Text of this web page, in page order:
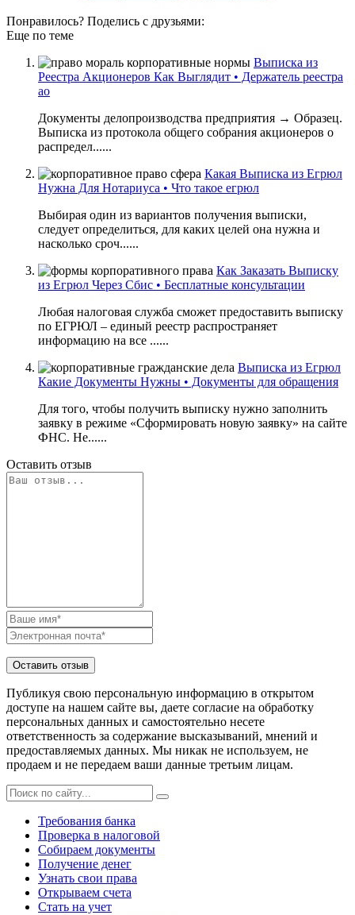
Понравилось? Поделись с друзьями:
Еще по теме
Выписка из
Реестра Акционеров Как Выглядит • Держатель реестра
ао
Документы делопроизводства предприятия → Образец.
Выписка из протокола общего собрания акционеров о
распредел......
Какая Выписка из Егрюл
Нужна Для Нотариуса • Что такое егрюл
Выбирая один из вариантов получения выписки,
следует определиться, для каких целей она нужна и
насколько сроч......
Как Заказать Выписку
из Егрюл Через Сбис • Бесплатные консультации
Любая налоговая служба сможет предоставить выписку
по ЕГРЮЛ – единый реестр распространяет
информацию на все ......
Выписка из Егрюл
Какие Документы Нужны • Документы для обращения
Для того, чтобы получить выписку нужно заполнить
заявку в режиме «Сформировать новую заявку» на сайте
ФНС. Не......
Оставить отзыв
Публикуя свою персональную информацию в открытом
доступе на нашем сайте вы, даете согласие на обработку
персональных данных и самостоятельно несете
ответственность за содержание высказываний, мнений и
предоставляемых данных. Мы никак не используем, не
продаем и не передаем ваши данные третьим лицам.
Требования банка
Проверка в налоговой
Собираем документы
Получение денег
Узнать свои права
Открываем счета
Стать на учет